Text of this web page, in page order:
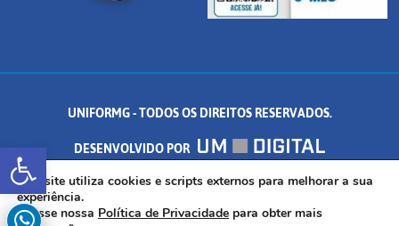
Abrir a barra de ferramentas
UNIFORMG - TODOS OS DIREITOS RESERVADOS.
DESENVOLVIDO POR
AV. DR. ARNALDO DE SENNA, 328 - PALMEIRAS, FORMIGA/MG - CEP:
35.574.530
Este site utiliza cookies e scripts externos para melhorar a sua
experiência.
Acesse nossa Política de Privacidade para obter mais